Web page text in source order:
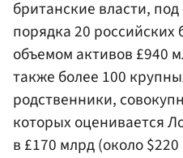
британские власти,
порядка 20
объемом активов £940
также более 100
родственники,
которых оценивается
в £170 млрд (около